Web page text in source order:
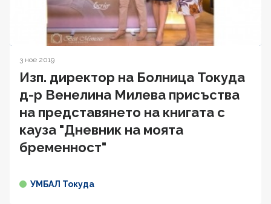
3 ное 2019
Изп. директор на Болница Токуда
д-р Венелина Милева присъства
на представянето на книгата с
кауза "Дневник на моята
бременност"
УМБАЛ Токуда